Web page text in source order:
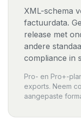
XML-schema
factuurdata.
release met
andere
compliance in
Pro- en Pro+-
exports. Neem
aangepaste